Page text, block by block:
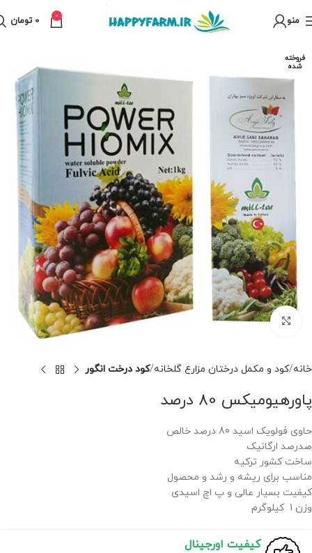
منو 0
0 تومان
فروخته
شده
برای بزرگنمایی کلیک کنید
خانه کود و مکمل درختان مزارع گلخانه کود درخت انگور
پاورهیومیکس 80 درصد
حاوی فولویک اسید 80 درصد خالص
صدرصد ارگانیک
ساخت کشور ترکیه
مناسب برای ریشه و رشد و محصول
کیفیت بسیار عالی و پ اچ اسیدی
وزن 1 کیلوگرم
کیفیت اورجینال